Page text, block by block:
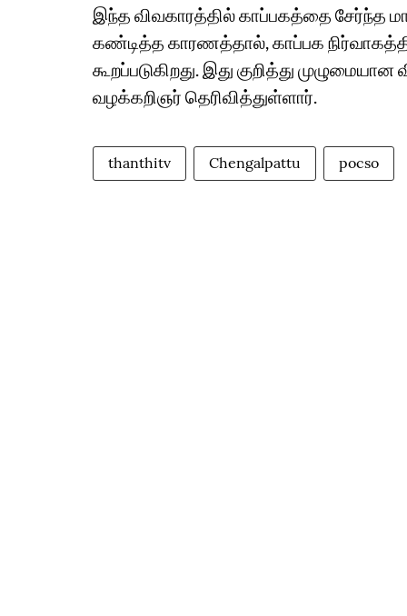
இந்த விவகாரத்தில் காப்பகத்தை சேர்ந்த
கண்டித்த காரணத்தால், காப்பக
கூறப்படுகிறது. இது குறித்து
வழக்கறிஞர் தெரிவித்துள்ளார்.
thanthitv Chengalpattu pocso